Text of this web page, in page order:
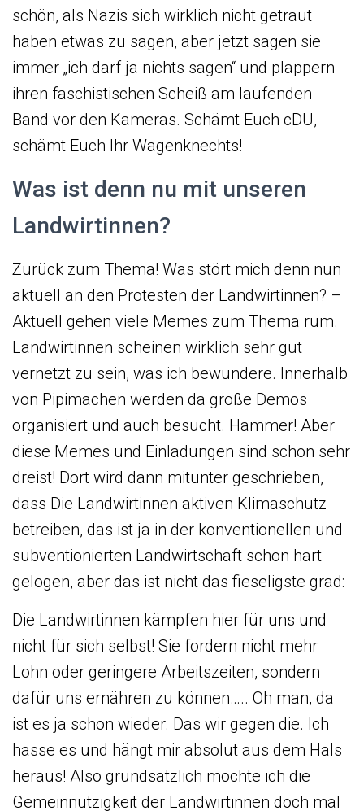
schön, als Nazis sich wirklich nicht getraut
haben etwas zu sagen, aber jetzt sagen sie
immer „ich darf ja nichts sagen“ und plappern
ihren faschistischen Scheiß am laufenden
Band vor den Kameras. Schämt Euch cDU,
schämt Euch Ihr Wagenknechts!
Was ist denn nu mit unseren
Landwirtinnen?
Zurück zum Thema! Was stört mich denn nun
aktuell an den Protesten der Landwirtinnen? –
Aktuell gehen viele Memes zum Thema rum.
Landwirtinnen scheinen wirklich sehr gut
vernetzt zu sein, was ich bewundere. Innerhalb
von Pipimachen werden da große Demos
organisiert und auch besucht. Hammer! Aber
diese Memes und Einladungen sind schon sehr
dreist! Dort wird dann mitunter geschrieben,
dass Die Landwirtinnen aktiven Klimaschutz
betreiben, das ist ja in der konventionellen und
subventionierten Landwirtschaft schon hart
gelogen, aber das ist nicht das fieseligste grad:
Die Landwirtinnen kämpfen hier für uns und
nicht für sich selbst! Sie fordern nicht mehr
Lohn oder geringere Arbeitszeiten, sondern
dafür uns ernähren zu können….. Oh man, da
ist es ja schon wieder. Das wir gegen die. Ich
hasse es und hängt mir absolut aus dem Hals
heraus! Also grundsätzlich möchte ich die
Gemeinnützigkeit der Landwirtinnen doch mal